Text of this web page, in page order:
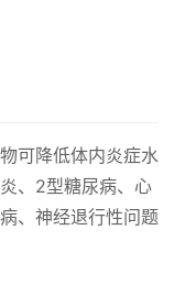
可降低体内炎症水
、2型糖尿病、心
、神经退行性问题